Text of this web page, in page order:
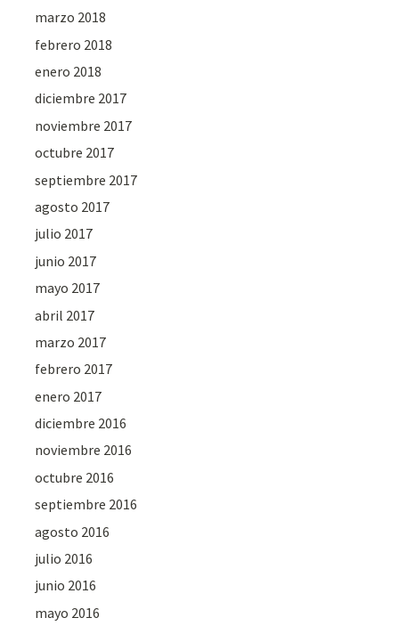
marzo 2018
febrero 2018
enero 2018
diciembre 2017
noviembre 2017
octubre 2017
septiembre 2017
agosto 2017
julio 2017
junio 2017
mayo 2017
abril 2017
marzo 2017
febrero 2017
enero 2017
diciembre 2016
noviembre 2016
octubre 2016
septiembre 2016
agosto 2016
julio 2016
junio 2016
mayo 2016